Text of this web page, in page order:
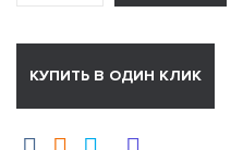
КУПИТЬ В ОДИН КЛИК